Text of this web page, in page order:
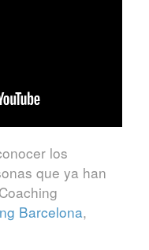
los
que ya han
Barcelona,